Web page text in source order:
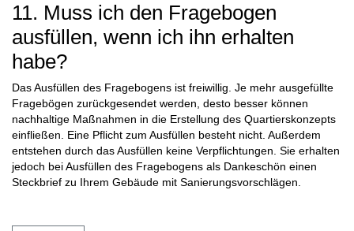
11. Muss ich den Fragebogen
ausfüllen, wenn ich ihn erhalten
habe?
Das Ausfüllen des Fragebogens ist freiwillig. Je mehr ausgefüllte
Fragebögen zurückgesendet werden, desto besser können
nachhaltige Maßnahmen in die Erstellung des Quartierskonzepts
einfließen. Eine Pflicht zum Ausfüllen besteht nicht. Außerdem
entstehen durch das Ausfüllen keine Verpflichtungen. Sie erhalten
jedoch bei Ausfüllen des Fragebogens als Dankeschön einen
Steckbrief zu Ihrem Gebäude mit Sanierungsvorschlägen.